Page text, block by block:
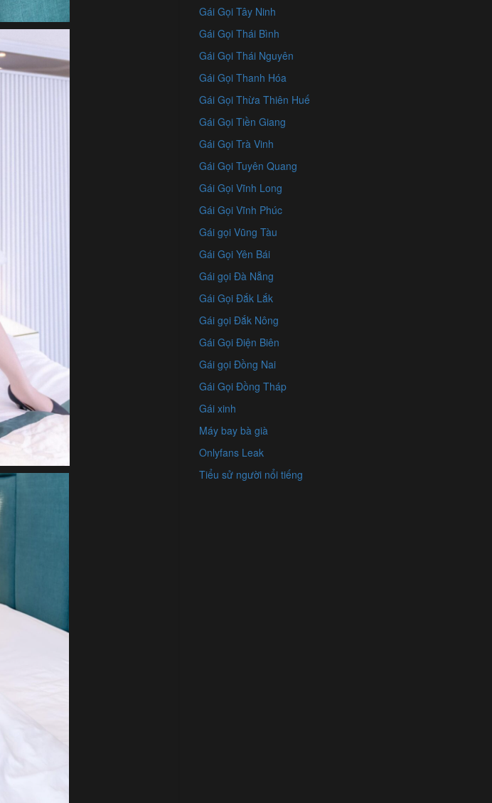
Gái Gọi Tây Ninh
Gái Gọi Thái Bình
Gái Gọi Thái Nguyên
Gái Gọi Thanh Hóa
Gái Gọi Thừa Thiên Huế
Gái Gọi Tiền Giang
Gái Gọi Trà Vinh
Gái Gọi Tuyên Quang
Gái Gọi Vĩnh Long
Gái Gọi Vĩnh Phúc
Gái gọi Vũng Tàu
Gái Gọi Yên Bái
Gái gọi Đà Nẵng
Gái Gọi Đắk Lắk
Gái gọi Đắk Nông
Gái Gọi Điện Biên
Gái gọi Đồng Nai
Gái Gọi Đồng Tháp
Gái xinh
Máy bay bà già
Onlyfans Leak
Tiểu sử người nổi tiếng